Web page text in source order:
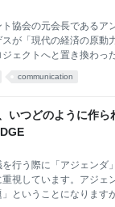
利用シーン ●フォーマッ
イル （3）Googleドキ
ーマットのファイル 定
るクラウドサービス
供しています （1）
協会の元会長であるア
が「現代の経済の原動
ェクトへと置き換わっ
は「必ず、過去に行われ
ます。そもそも何が問
、仮に問題が分かったと
らよいかという手段の選
は、どこかで進むべき
とを決定しなければな
、判断しなければ、一
communication
いつどのように作ら
行う際に「アジェンダ
視しています。アジェ
ということになります